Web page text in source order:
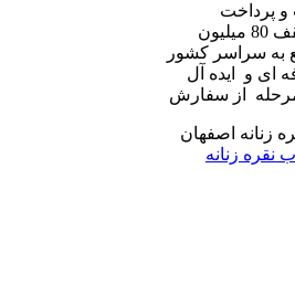
و پرداخت
به سراسر کشور
ای و ایده آل
از سفارش
زنانه اصفهان
نقره زنانه